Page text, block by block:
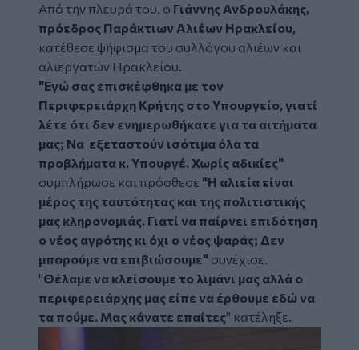
Από την πλευρά του, ο Γιάννης Ανδρουλάκης,
πρόεδρος Παράκτιων Αλιέων Ηρακλείου,
κατέθεσε ψήφισμα του συλλόγου αλιέων και
αλιεργατών Ηρακλείου.
"Εγώ σας επισκέφθηκα με τον
Περιφερειάρχη Κρήτης στο Υπουργείο, γιατί
λέτε ότι δεν ενημερωθήκατε για τα αιτήματα
μας; Να εξεταστούν ισότιμα όλα τα
προβλήματα κ. Υπουργέ. Χωρίς αδικίες"
συμπλήρωσε και πρόσθεσε "Η αλιεία είναι
μέρος της ταυτότητας και της πολιτιστικής
μας κληρονομιάς. Γιατί να παίρνει επιδότηση
ο νέος αγρότης κι όχι ο νέος ψαράς; Δεν
μπορούμε να επιβιώσουμε" συνέχισε.
"Θέλαμε να κλείσουμε το λιμάνι μας αλλά ο
περιφερειάρχης μας είπε να έρθουμε εδώ να
τα πούμε. Μας κάνατε επαίτες" κατέληξε.